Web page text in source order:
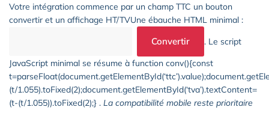
Votre intégration commence par un champ TTC un bouton
convertir et un affichage HT/TVUne ébauche HTML minimal :
Convertir
. Le script
JavaScript minimal se résume à function conv(){const
(t/1.055).toFixed(2);document.getElementById(‘tva’).textContent=
(t-(t/1.055)).toFixed(2);} . La compatibilité mobile reste prioritaire